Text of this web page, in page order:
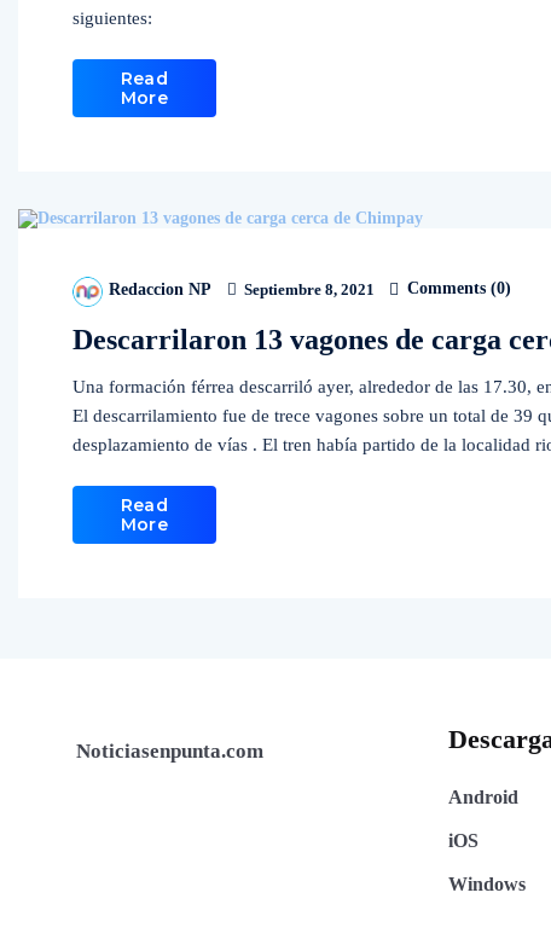
siguientes:
Read
More
Redaccion NP Septiembre 8, 2021 Comments (0)
Descarrilaron 13 vagones de carga
Una formación férrea descarriló ayer, alrededor de las 17.30,
El descarrilamiento fue de trece vagones sobre un total de 39
desplazamiento de vías . El tren había partido de la localidad
Read
More
Noticiasenpunta.com
Android
iOS
Windows